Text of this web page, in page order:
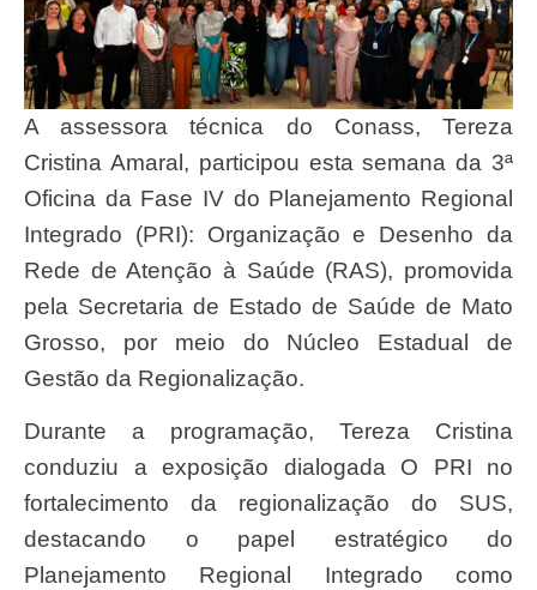
A assessora técnica do Conass, Tereza
Cristina Amaral, participou esta semana da 3ª
Oficina da Fase IV do Planejamento Regional
Integrado (PRI): Organização e Desenho da
Rede de Atenção à Saúde (RAS), promovida
pela Secretaria de Estado de Saúde de Mato
Grosso, por meio do Núcleo Estadual de
Gestão da Regionalização.
Durante a programação, Tereza Cristina
conduziu a exposição dialogada O PRI no
fortalecimento da regionalização do SUS,
destacando o papel estratégico do
Planejamento Regional Integrado como